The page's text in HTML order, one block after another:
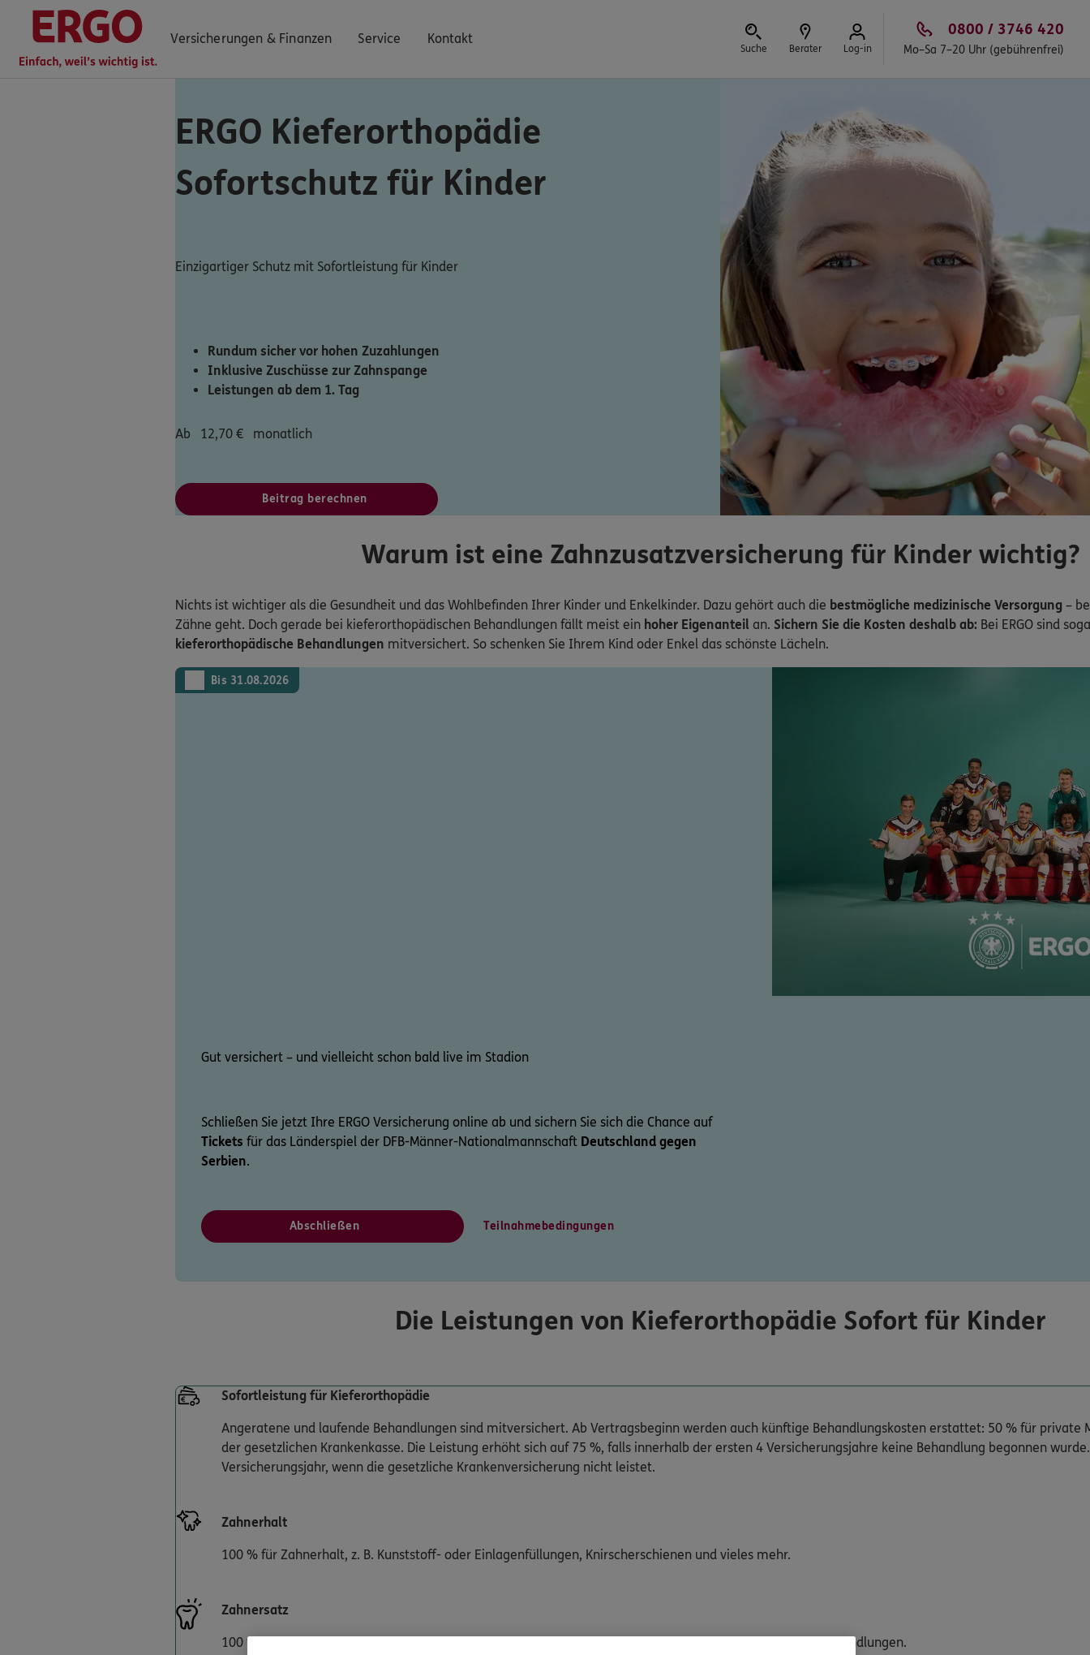
Versicherungen & Finanzen Service Kontakt
Suche Berater Log-in
0800 / 3746 420
Mo–Sa 7–20 Uhr (gebührenfrei)
Mo–Sa 7–20 Uhr (gebührenfrei)
ERGO Kieferorthopädie
Sofortschutz für Kinder
Einzigartiger Schutz mit Sofortleistung für Kinder
Rundum sicher vor hohen Zuzahlungen
Inklusive Zuschüsse zur Zahnspange
Leistungen ab dem 1. Tag
Ab 12,70 € monatlich
Beitrag berechnen
Warum ist eine Zahnzusatzversicherung für Kinder wichtig?
Nichts ist wichtiger als die Gesundheit und das Wohlbefinden Ihrer Kinder und Enkelkinder. Dazu gehört auch die bestmögliche medizinische Versorgung –
Zähne geht. Doch gerade bei kieferorthopädischen Behandlungen fällt meist ein hoher Eigenanteil an. Sichern Sie die Kosten deshalb ab: Bei ERGO sind
kieferorthopädische Behandlungen mitversichert. So schenken Sie Ihrem Kind oder Enkel das schönste Lächeln.
Bis 31.08.2026
Gut versichert – und vielleicht schon bald live im Stadion
Schließen Sie jetzt Ihre ERGO Versicherung online ab und sichern Sie sich die Chance auf
Tickets für das Länderspiel der DFB-Männer-Nationalmannschaft Deutschland gegen
Serbien.
Abschließen Teilnahmebedingungen
Die Leistungen von Kieferorthopädie Sofort für Kinder
Sofortleistung für Kieferorthopädie
Angeratene und laufende Behandlungen sind mitversichert. Ab Vertragsbeginn werden auch künftige Behandlungskosten erstattet: 50 % für private
der gesetzlichen Krankenkasse. Die Leistung erhöht sich auf 75 %, falls innerhalb der ersten 4 Versicherungsjahre keine Behandlung begonnen
Versicherungsjahr, wenn die gesetzliche Krankenversicherung nicht leistet.
Zahnerhalt
100 % für Zahnerhalt, z. B. Kunststoff- oder Einlagenfüllungen, Knirscherschienen und vieles mehr.
Zahnersatz
100 % für Zahnersatz wie Kronen, Brücken, Prothesen oder Implantate usw. für noch nicht angeratene Behandlungen.